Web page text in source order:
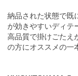
納品された状態で既
が効きやすいディテ
高品質で掛けごたえ
の方にオススメの一